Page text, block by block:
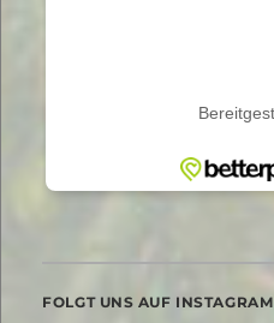
FOLGT UNS AUF INSTAGRAM